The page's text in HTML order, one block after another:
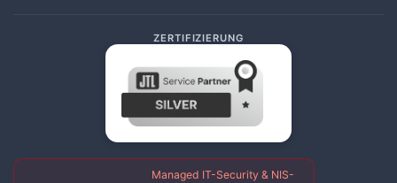
ZERTIFIZIERUNG
Managed IT-Security & NIS-